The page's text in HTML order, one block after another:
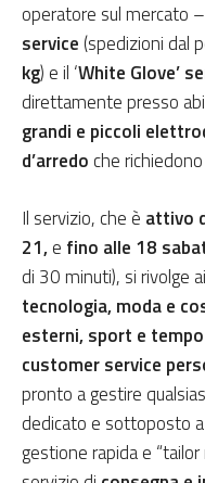
operatore sul mercato –
service (spedizioni dal
kg) e il ‘White Glove’
direttamente presso
grandi e piccoli
d’arredo che
Il servizio, che è attivo
21,e fino alle 18
di 30 minuti), si rivolge
tecnologia, moda e
esterni, sport e
customer service
pronto a gestire
dedicato e sottoposto
gestione rapida e